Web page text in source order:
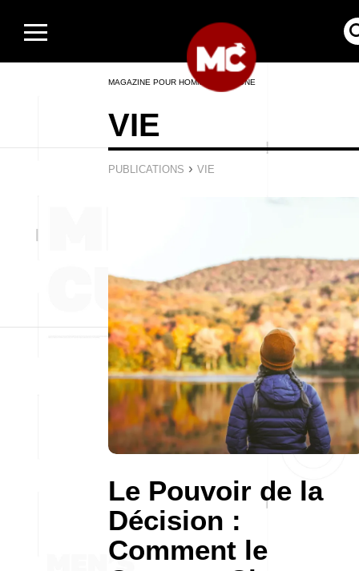
MAGAZINE POUR HOMMES EN LIGNE
VIE
PUBLICATIONS › VIE
Le Pouvoir de la
Décision :
Comment le